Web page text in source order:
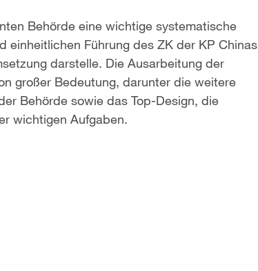
Behörde eine wichtige systematische
einheitlichen Führung des ZK der KP Chinas
darstelle. Die Ausarbeitung der
großer Bedeutung, darunter die weitere
Behörde sowie das Top-Design, die
wichtigen Aufgaben.